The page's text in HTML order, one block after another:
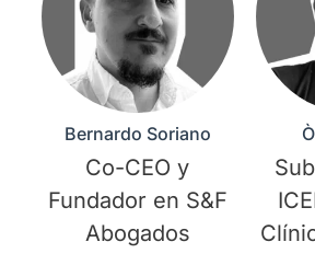
Bernardo Soriano
Co-CEO y
Fundador en S&F
Abogados